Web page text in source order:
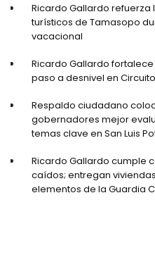
Ricardo Gallardo
turísticos de Tamasopo
vacacional
Ricardo Gallardo
paso a desnivel en
Respaldo ciudadano
gobernadores mejor
temas clave en San Luis
Ricardo Gallardo cumple
caídos; entregan
elementos de la Guardia